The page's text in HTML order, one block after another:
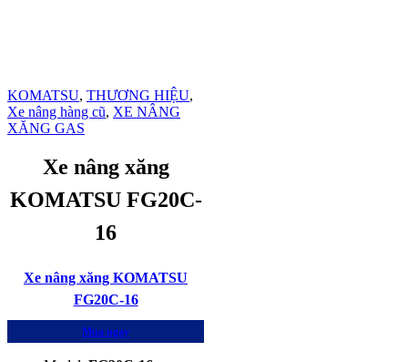
KOMATSU, THƯƠNG HIỆU,
Xe nâng hàng cũ, XE NÂNG
XĂNG GAS
Xe nâng xăng
KOMATSU FG20C-
16
Xe nâng xăng KOMATSU
FG20C-16
Mua ngay